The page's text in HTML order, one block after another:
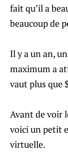
fait qu’il a
beaucoup de
Il y a un an,
maximum a
vaut plus que
Avant de voir
voici un petit
virtuelle.